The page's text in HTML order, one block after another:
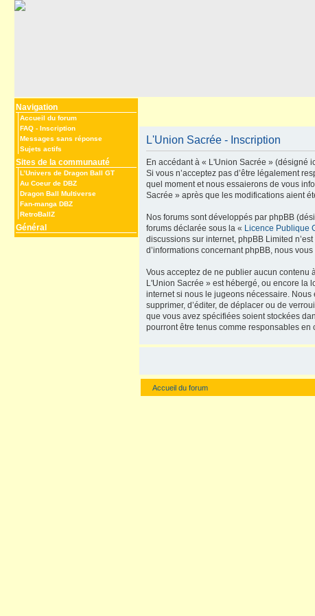
Navigation
Accueil du forum
FAQ - Inscription
Messages sans réponse
Sujets actifs
Sites de la communauté
L’Univers de Dragon Ball GT
Au Coeur de DBZ
Dragon Ball Multiverse
Fan-manga DBZ
RetroBallZ
Général
L'Union Sacrée - Inscription
En accédant à « L'Union Sacrée » (désigné
Si vous n’acceptez pas d’être légalement
quel moment et nous essaierons de vous
Sacrée » après que les modifications aient
Nos forums sont développés par phpBB
forums déclarée sous la « Licence Publique
discussions sur internet, phpBB Limited
d’informations concernant phpBB, nous
Vous acceptez de ne publier aucun contenu
L'Union Sacrée » est hébergé, ou encore la
internet si nous le jugeons nécessaire. Nous
supprimer, d’éditer, de déplacer ou de
que vous avez spécifiées soient stockées
pourront être tenus comme responsables
Accueil du forum